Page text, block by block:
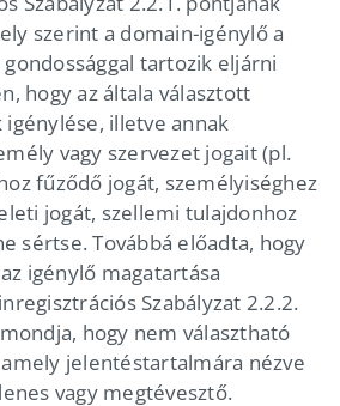
szerint a domain-igénylő a
tartozik eljárni
hogy az általa választott
igénylése, illetve annak
vagy szervezet jogait (pl.
fűződő jogát, személyiséghez
jogát, szellemi tulajdonhoz
sértse. Továbbá előadta, hogy
igénylő magatartása
Szabályzat 2.2.2.
hogy nem választható
jelentéstartalmára nézve
vagy megtévesztő.